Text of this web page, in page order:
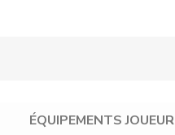
ÉQUIPEMENTS JOUEUR